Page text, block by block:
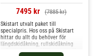
7495 kr (7885 kr)
Skistart utvalt paket till
specialpris. Hos oss på Skistart
hittar du allt du behöver för
längdskidåkning, rullskidåkning
och mycket mer. Välkommen till